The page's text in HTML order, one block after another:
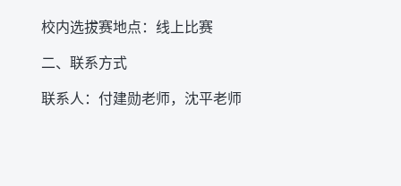
校内选拔赛地点：线上比赛
二、联系方式
联系人：付建勋老师，沈平老师